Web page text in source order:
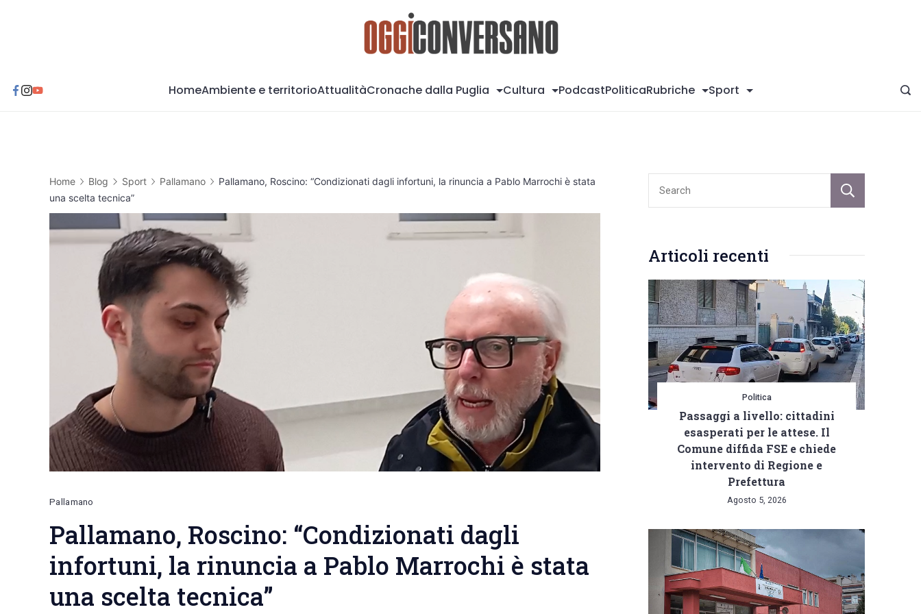
HomeAmbiente e territorioAttualitàCronache dalla Puglia Cultura PodcastPoliticaRubriche Sport
Home Blog Sport Pallamano
Pallamano, Roscino: “Condizionati dagli infortuni, la rinuncia a Pablo Marrochi è stata
una scelta tecnica”
Pallamano
Pallamano, Roscino: “Condizionati dagli
infortuni, la rinuncia a Pablo Marrochi è stata
una scelta tecnica”
Articoli recenti
Politica
Passaggi a livello: cittadini
esasperati per le attese. Il
Comune diffida FSE e chiede
intervento di Regione e
Prefettura
Agosto 5, 2026